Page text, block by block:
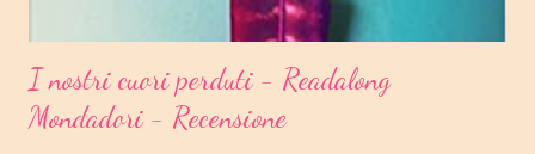
I nostri cuori perduti - Readalong
Mondadori - Recensione